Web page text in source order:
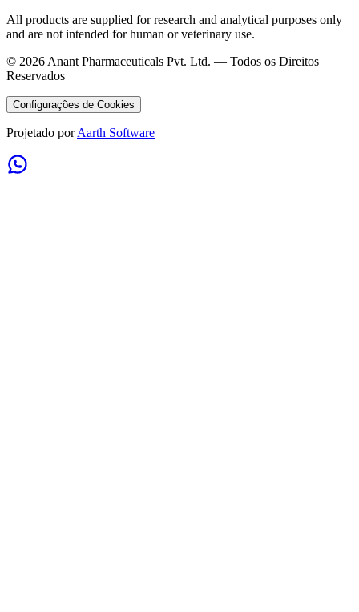
All products are supplied for research and analytical purposes only
and are not intended for human or veterinary use.
© 2026 Anant Pharmaceuticals Pvt. Ltd. — Todos os Direitos
Reservados
Configurações de Cookies
Projetado por Aarth Software